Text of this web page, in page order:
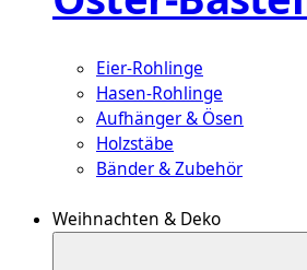
Eier-Rohlinge
Hasen-Rohlinge
Aufhänger & Ösen
Holzstäbe
Bänder & Zubehör
Weihnachten & Deko